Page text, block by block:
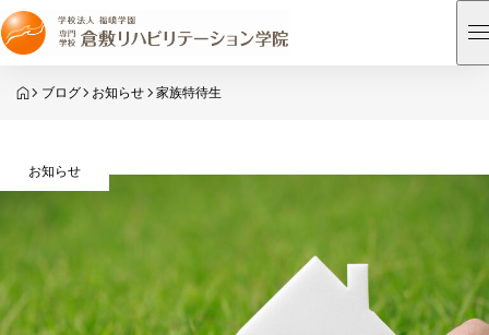
HOME
ブログ お知らせ 家族特待生
お知らせ